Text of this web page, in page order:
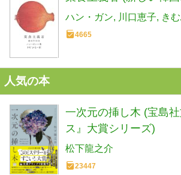
ハン・ガン 川口恵子 き
4665
人気の本
一次元の挿し木 (宝島社
ス』大賞シリーズ)
松下龍之介
23447